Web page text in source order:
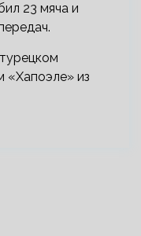
23 мяча и
«Хапоэле» из